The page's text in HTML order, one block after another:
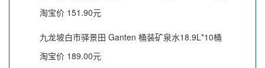
淘宝价 151.90元
九龙坡白市驿景田 Ganten 桶装矿泉水18.9L*10桶
淘宝价 189.00元